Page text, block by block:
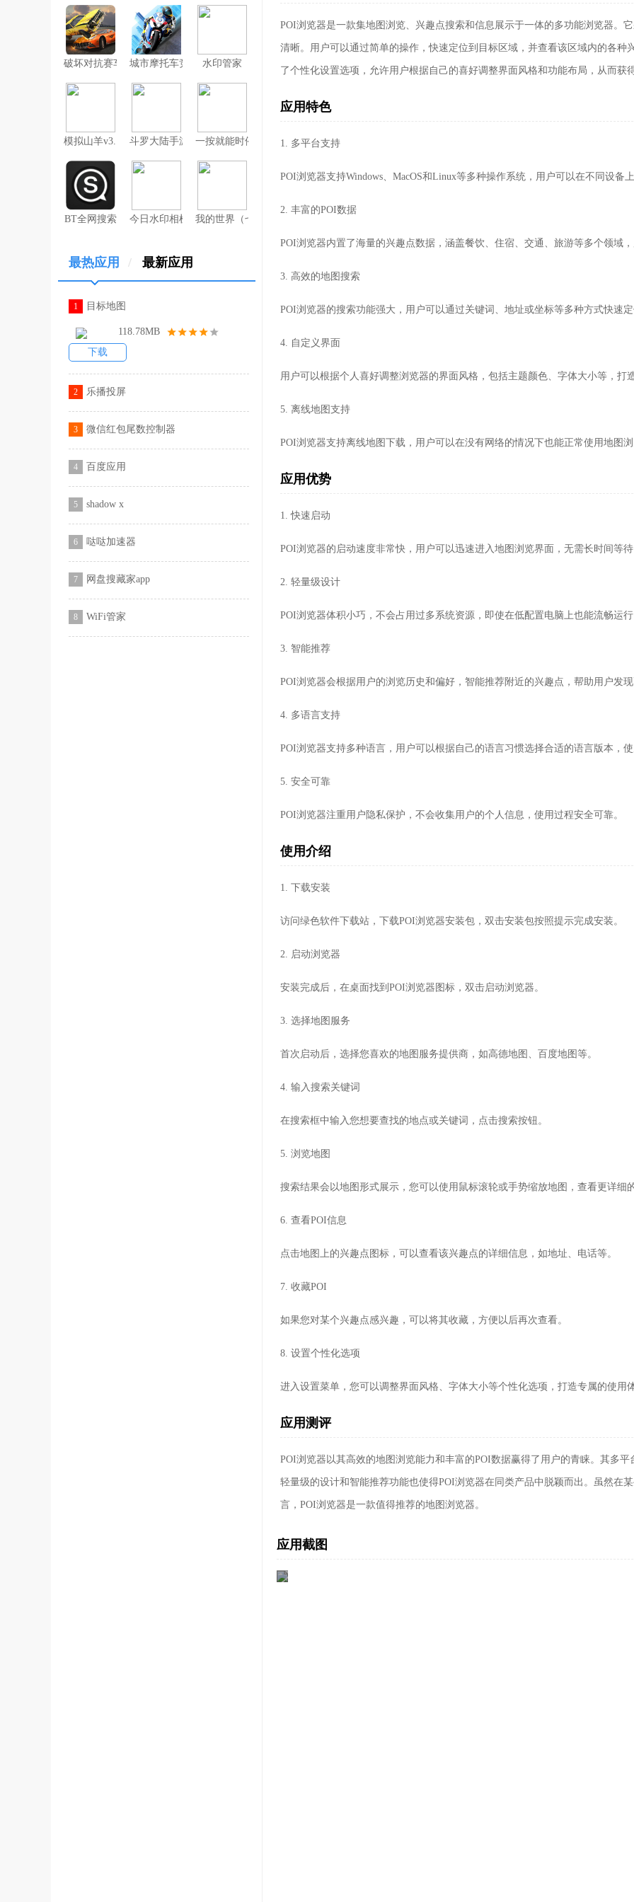
破坏对抗赛车 城市摩托车竞赛 水印管家
模拟山羊v3.1 斗罗大陆手游破解版无限钻石一按就能时停的怀表汉化安卓版
BT全网搜索 今日水印相机（考勤打卡作弊版）
我的世界（七日杀mod）
最热应用 / 最新应用
1 目标地图
118.78MB
下载
2 乐播投屏
3 微信红包尾数控制器
4 百度应用
5 shadow x
6 哒哒加速器
7 网盘搜藏家app
8 WiFi管家
POI浏览器是一款集地图浏览、兴趣点搜索和信息展示于一体的多功能浏览器。
清晰。用户可以通过简单的操作，快速定位到目标区域，并查看该区域内的各
了个性化设置选项，允许用户根据自己的喜好调整界面风格和功能布局，从而获
应用特色
1. 多平台支持
POI浏览器支持Windows、MacOS和Linux等多种操作系统，用户可以在不同设备
2. 丰富的POI数据
POI浏览器内置了海量的兴趣点数据，涵盖餐饮、住宿、交通、旅游等多个领域
3. 高效的地图搜索
POI浏览器的搜索功能强大，用户可以通过关键词、地址或坐标等多种方式快速
4. 自定义界面
用户可以根据个人喜好调整浏览器的界面风格，包括主题颜色、字体大小等，打
5. 离线地图支持
POI浏览器支持离线地图下载，用户可以在没有网络的情况下也能正常使用地图
应用优势
1. 快速启动
POI浏览器的启动速度非常快，用户可以迅速进入地图浏览界面，无需长时间等
2. 轻量级设计
POI浏览器体积小巧，不会占用过多系统资源，即使在低配置电脑上也能流畅运
3. 智能推荐
POI浏览器会根据用户的浏览历史和偏好，智能推荐附近的兴趣点，帮助用户发
4. 多语言支持
POI浏览器支持多种语言，用户可以根据自己的语言习惯选择合适的语言版本，
5. 安全可靠
POI浏览器注重用户隐私保护，不会收集用户的个人信息，使用过程安全可靠。
使用介绍
1. 下载安装
访问绿色软件下载站，下载POI浏览器安装包，双击安装包按照提示完成安装。
2. 启动浏览器
安装完成后，在桌面找到POI浏览器图标，双击启动浏览器。
3. 选择地图服务
首次启动后，选择您喜欢的地图服务提供商，如高德地图、百度地图等。
4. 输入搜索关键词
在搜索框中输入您想要查找的地点或关键词，点击搜索按钮。
5. 浏览地图
搜索结果会以地图形式展示，您可以使用鼠标滚轮或手势缩放地图，查看更详细
6. 查看POI信息
点击地图上的兴趣点图标，可以查看该兴趣点的详细信息，如地址、电话等。
7. 收藏POI
如果您对某个兴趣点感兴趣，可以将其收藏，方便以后再次查看。
8. 设置个性化选项
进入设置菜单，您可以调整界面风格、字体大小等个性化选项，打造专属的使用
应用测评
POI浏览器以其高效的地图浏览能力和丰富的POI数据赢得了用户的青睐。其多
轻量级的设计和智能推荐功能也使得POI浏览器在同类产品中脱颖而出。虽然在
言，POI浏览器是一款值得推荐的地图浏览器。
应用截图